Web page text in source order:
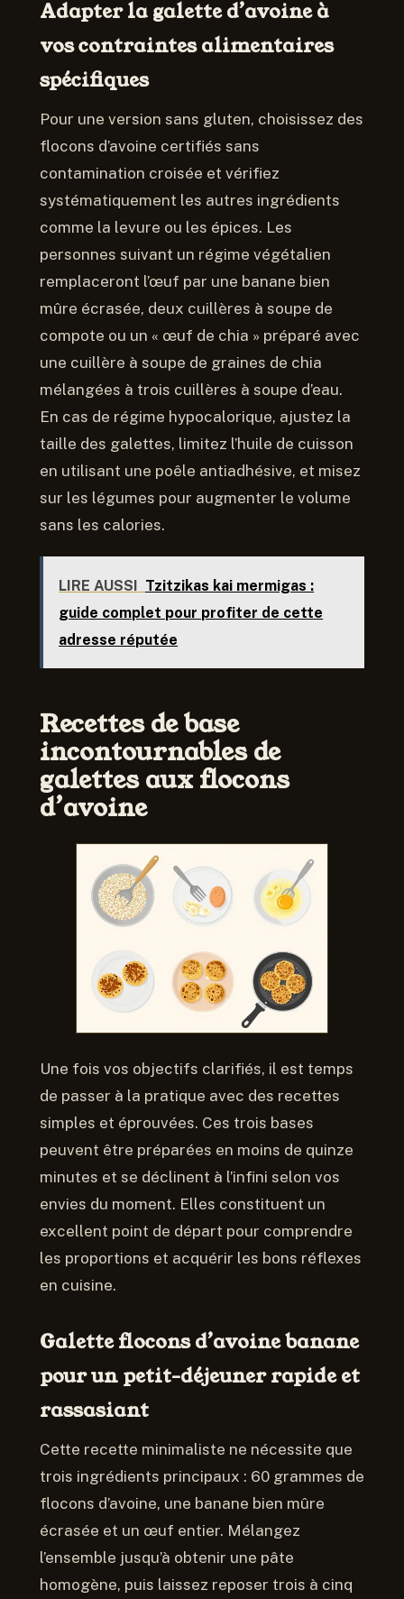
Adapter la galette d’avoine à
vos contraintes alimentaires
spécifiques
Pour une version sans gluten, choisissez des
flocons d’avoine certifiés sans
contamination croisée et vérifiez
systématiquement les autres ingrédients
comme la levure ou les épices. Les
personnes suivant un régime végétalien
remplaceront l’œuf par une banane bien
mûre écrasée, deux cuillères à soupe de
compote ou un « œuf de chia » préparé avec
une cuillère à soupe de graines de chia
mélangées à trois cuillères à soupe d’eau.
En cas de régime hypocalorique, ajustez la
taille des galettes, limitez l’huile de cuisson
en utilisant une poêle antiadhésive, et misez
sur les légumes pour augmenter le volume
sans les calories.
LIRE AUSSI
Tzitzikas kai mermigas :
guide complet pour profiter de cette
adresse réputée
Recettes de base
incontournables de
galettes aux flocons
d’avoine
Une fois vos objectifs clarifiés, il est temps
de passer à la pratique avec des recettes
simples et éprouvées. Ces trois bases
peuvent être préparées en moins de quinze
minutes et se déclinent à l’infini selon vos
envies du moment. Elles constituent un
excellent point de départ pour comprendre
les proportions et acquérir les bons réflexes
en cuisine.
Galette flocons d’avoine banane
pour un petit-déjeuner rapide et
rassasiant
Cette recette minimaliste ne nécessite que
trois ingrédients principaux : 60 grammes de
flocons d’avoine, une banane bien mûre
écrasée et un œuf entier. Mélangez
l’ensemble jusqu’à obtenir une pâte
homogène, puis laissez reposer trois à cinq